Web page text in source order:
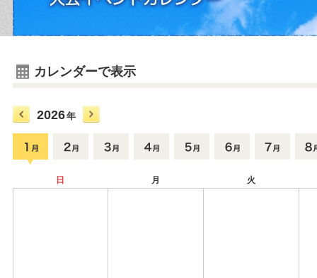
カレンダーで表示
2026年
日 月 火